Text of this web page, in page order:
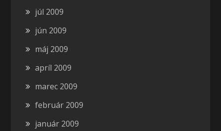
júl 2009
jún 2009
máj 2009
apríl 2009
marec 2009
február 2009
január 2009